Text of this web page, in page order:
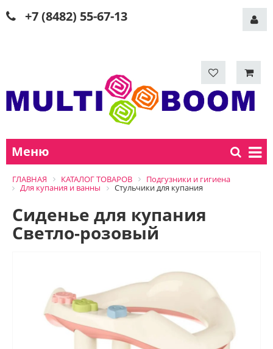
+7 (8482) 55-67-13
Меню
ГЛАВНАЯ КАТАЛОГ ТОВАРОВ
Подгузники и гигиена
Для купания и ванны
Стульчики для купания
Сиденье для купания
Светло-розовый